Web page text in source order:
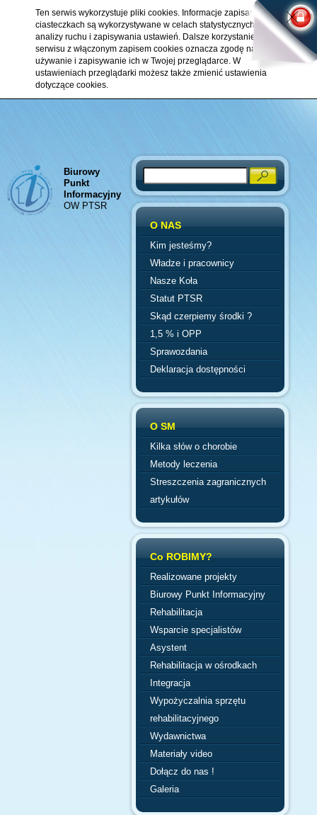
Ten serwis wykorzystuje pliki cookies. Informacje zapisane w
ciasteczkach są wykorzystywane w celach statystycznych,
analizy ruchu i zapisywania ustawień. Dalsze korzystanie z
serwisu z włączonym zapisem cookies oznacza zgodę na ich
używanie i zapisywanie ich w Twojej przeglądarce. W
ustawieniach przeglądarki możesz także zmienić ustawienia
dotyczące cookies.
Biurowy
Punkt
Informacyjny
OW PTSR
Search
O NAS
Kim jesteśmy?
Władze i pracownicy
Nasze Koła
Statut PTSR
Skąd czerpiemy środki ?
1,5 % i OPP
Sprawozdania
Deklaracja dostępności
O SM
Kilka słów o chorobie
Metody leczenia
Streszczenia zagranicznych
artykułów
Co ROBIMY?
Realizowane projekty
Biurowy Punkt Informacyjny
Rehabilitacja
Wsparcie specjalistów
Asystent
Rehabilitacja w ośrodkach
Integracja
Wypożyczalnia sprzętu
rehabilitacyjnego
Wydawnictwa
Materiały video
Dołącz do nas !
Galeria